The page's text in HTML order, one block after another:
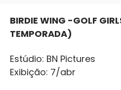
BIRDIE WING -GOLF
TEMPORADA)
Estúdio: BN Pictures
Exibição: 7/abr